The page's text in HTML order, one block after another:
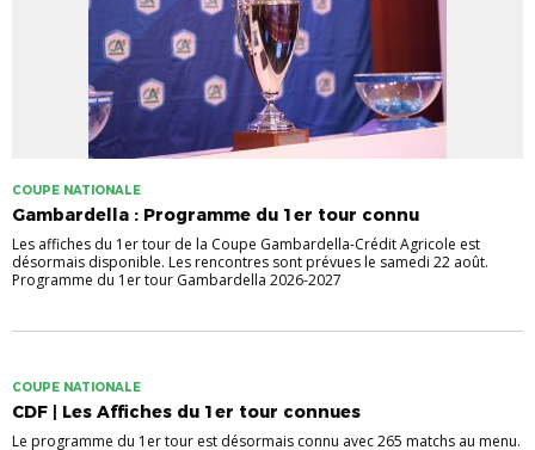
COUPE NATIONALE
Gambardella : Programme du 1er tour connu
Les affiches du 1er tour de la Coupe Gambardella-Crédit Agricole est
désormais disponible. Les rencontres sont prévues le samedi 22 août.
Programme du 1er tour Gambardella 2026-2027
COUPE NATIONALE
CDF | Les Affiches du 1er tour connues
Le programme du 1er tour est désormais connu avec 265 matchs au menu.